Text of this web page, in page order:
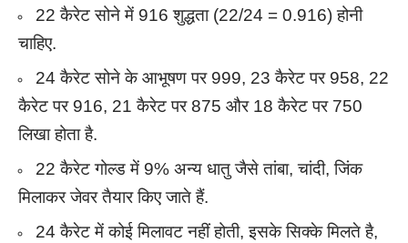
22 कैरेट सोने में 916 शुद्धता (22/24 = 0.916) होनी
चाहिए.
24 कैरेट सोने के आभूषण पर 999, 23 कैरेट पर 958, 22
कैरेट पर 916, 21 कैरेट पर 875 और 18 कैरेट पर 750
लिखा होता है.
22 कैरेट गोल्ड में 9% अन्य धातु जैसे तांबा, चांदी, जिंक
मिलाकर जेवर तैयार किए जाते हैं.
24 कैरेट में कोई मिलावट नहीं होती, इसके सिक्के मिलते है,